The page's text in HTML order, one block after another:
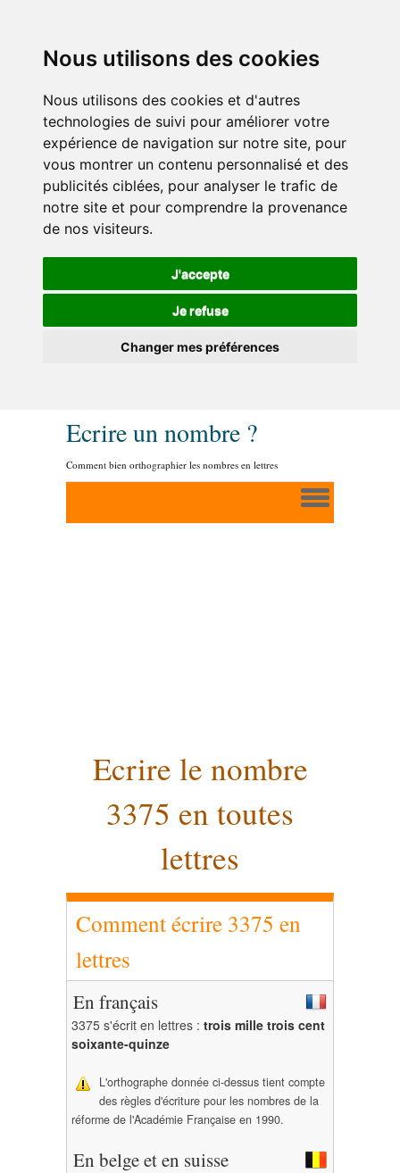
Nous utilisons des cookies
Nous utilisons des cookies et d'autres
technologies de suivi pour améliorer votre
expérience de navigation sur notre site, pour
vous montrer un contenu personnalisé et des
publicités ciblées, pour analyser le trafic de
notre site et pour comprendre la provenance
de nos visiteurs.
J'accepte
Je refuse
Changer mes préférences
Ecrire un nombre ?
Comment bien orthographier les nombres en lettres
Ecrire le nombre
3375 en toutes
lettres
Comment écrire 3375 en
lettres
En français
3375 s'écrit en lettres : trois mille trois cent
soixante-quinze
L'orthographe donnée ci-dessus tient compte
des règles d'écriture pour les nombres de la
réforme de l'Académie Française en 1990.
En belge et en suisse